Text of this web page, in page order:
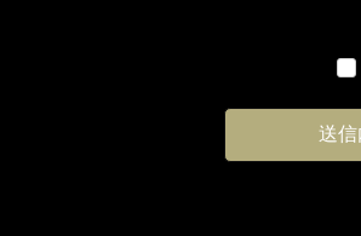
報に関する開示請求があった場合、または